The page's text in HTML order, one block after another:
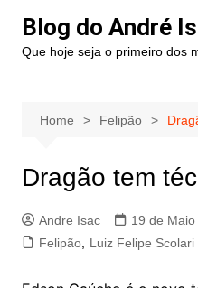
Blog do André
Que hoje seja o primeiro dos
Home Felipão
Dragão tem
Andre Isac 19 de
Felipão, Luiz Felipe Scolari